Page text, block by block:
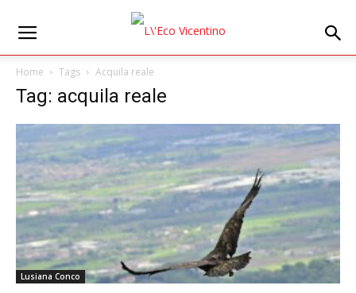
Home Tags Acquila reale
Tag: acquila reale
Lusiana Conco